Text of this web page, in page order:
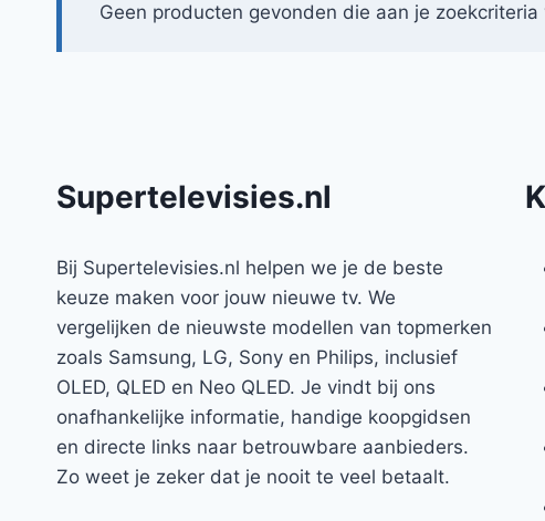
Geen producten gevonden die aan je zoekcriteria
Supertelevisies.nl
Bij Supertelevisies.nl helpen we je de beste
keuze maken voor jouw nieuwe tv. We
vergelijken de nieuwste modellen van topmerken
zoals Samsung, LG, Sony en Philips, inclusief
OLED, QLED en Neo QLED. Je vindt bij ons
onafhankelijke informatie, handige koopgidsen
en directe links naar betrouwbare aanbieders.
Zo weet je zeker dat je nooit te veel betaalt.